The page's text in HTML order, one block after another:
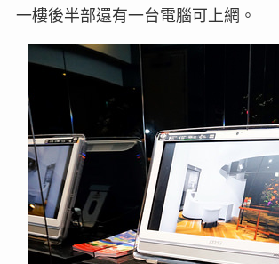
一樓後半部還有一台電腦可上網。